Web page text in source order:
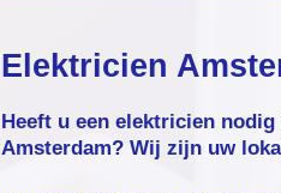
Elektricien
Heeft u een elektricien nodig
Amsterdam? Wij zijn uw